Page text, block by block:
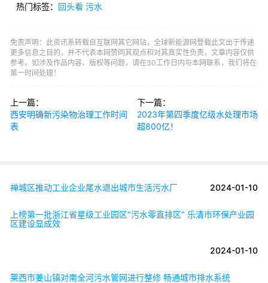
热门标签： 回头看 污水
免责声明：此资讯系转载自互联网其它网站，全球新能源网登载此文出于传递
更多信息之目的，并不代表本网赞同其观点和对其真实性负责，文章内容仅供
参考。如涉及作品内容、版权等问题，请在30工作日内与本网联系，我们将在
第一时间处理！
上一篇：
西安明确新污染物治理工作时间
表
下一篇：
2023年第四季度亿级水处理市场
超800亿！
禅城区推动工业企业尾水退出城市生活污水厂 2024-01-10
上榜第一批浙江省星级工业园区“污水零直排区” 乐清市环保产业园
区建设显成效
2024-01-10
莱西市姜山镇对南全河污水管网进行整修 畅通城市排水系统